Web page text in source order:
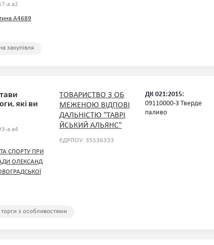
закупівля
a.a2
А4689
торги з особливостями
які ви
a.a4
СПОРТУ ПРИ
ОЛЕКСАНД
ТОВАРИСТВО З ОБ
МЕЖЕНОЮ ВІДПОВІ
ДАЛЬНІСТЮ "ТАВРІ
ЙСЬКИЙ АЛЬЯНС"
ЄДРПОУ: 35536333
ДК 021:2015:
09110000-3 Тверде
паливо